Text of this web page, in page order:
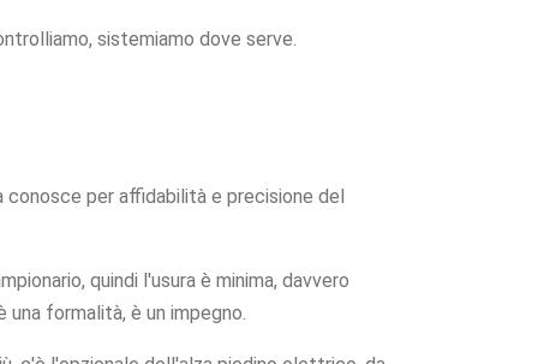
sistemiamo dove serve.
per affidabilità e precisione del
quindi l'usura è minima, davvero
una formalità, è un impegno.